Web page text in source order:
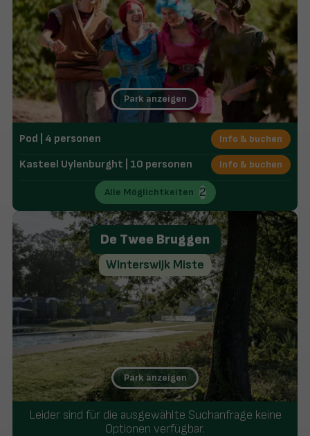
De Twee Bruggen
Winterswijk Miste
Gelegen in der "National Landschaft Winterswijk"
Komfort-XL-Plätze und Bungalows
Park anzeigen
Leider sind für die ausgewählte Suchanfrage keine
Optionen verfügbar.
Sanitäreinrichtung für Kinder
Umfangreiches Freizeitprogramm
Park anzeigen
Pod | 4 personen Info & buchen
Kasteel Uylenburght | 10 personen Info & buchen
Alle Möglichtkeiten 2